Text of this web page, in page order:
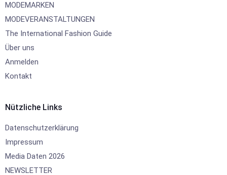
MODEMARKEN
MODEVERANSTALTUNGEN
The International Fashion Guide
Über uns
Anmelden
Kontakt
Nützliche Links
Datenschutzerklärung
Impressum
Media Daten 2026
NEWSLETTER